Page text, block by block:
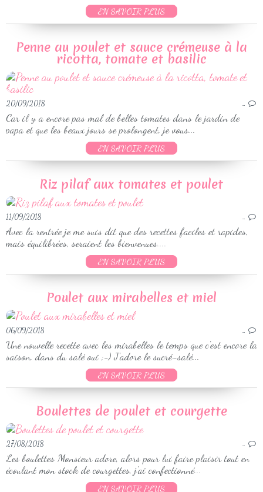
EN SAVOIR PLUS
Penne au poulet et sauce crémeuse à la
ricotta, tomate et basilic
20/09/2018 …
Car il y a encore pas mal de belles tomates dans le jardin de
papa et que les beaux jours se prolongent, je vous...
EN SAVOIR PLUS
Riz pilaf aux tomates et poulet
11/09/2018 …
Avec la rentrée je me suis dit que des recettes faciles et rapides,
mais équilibrées, seraient les bienvenues....
EN SAVOIR PLUS
Poulet aux mirabelles et miel
06/09/2018 …
Une nouvelle recette avec les mirabelles le temps que c'est encore la
saison, dans du salé oui ;-) J'adore le sucré-salé...
EN SAVOIR PLUS
Boulettes de poulet et courgette
27/08/2018 …
Les boulettes Monsieur adore, alors pour lui faire plaisir tout en
écoulant mon stock de courgettes, j'ai confectionné...
EN SAVOIR PLUS